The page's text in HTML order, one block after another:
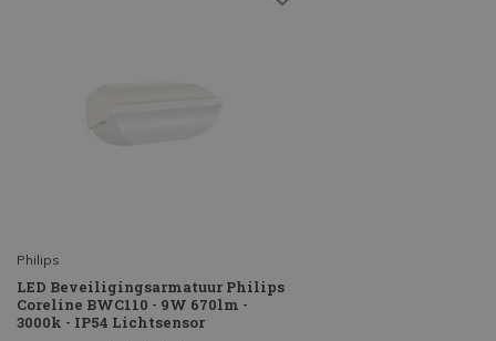
Philips
LED Beveiligingsarmatuur Philips
Coreline BWC110 - 9W 670lm -
3000k - IP54 Lichtsensor